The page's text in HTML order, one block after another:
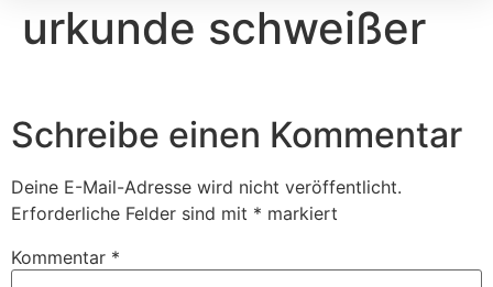
urkunde schweißer
Schreibe einen Kommentar
Deine E-Mail-Adresse wird nicht veröffentlicht.
Erforderliche Felder sind mit * markiert
Kommentar *